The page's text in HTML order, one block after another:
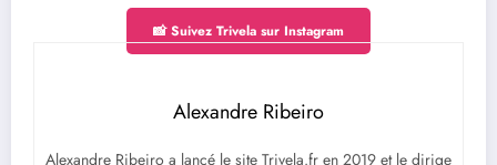
📸 Suivez Trivela sur Instagram
Alexandre Ribeiro
Alexandre Ribeiro a lancé le site Trivela.fr en 2019 et le dirige